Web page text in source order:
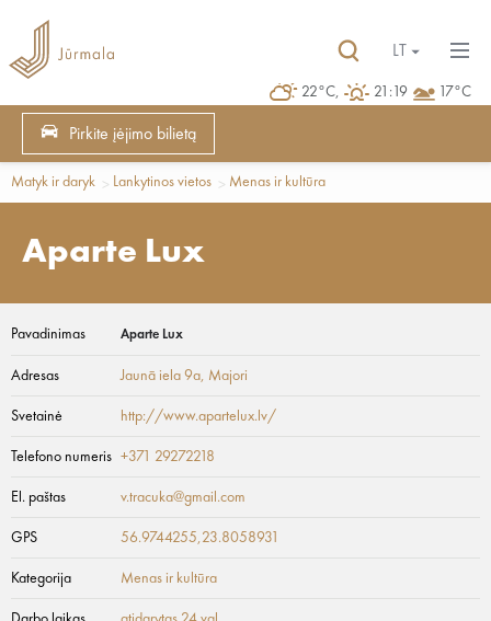
22°C, 21:19 17°C
LT
Pirkite įėjimo bilietą
Matyk ir daryk Lankytinos vietos Menas ir kultūra
Aparte Lux
Pavadinimas Aparte Lux
Adresas Jaunā iela 9a, Majori
Svetainė http://www.apartelux.lv/
Telefono numeris +371 29272218
El. paštas v.tracuka@gmail.com
GPS 56.9744255,23.8058931
Kategorija Menas ir kultūra